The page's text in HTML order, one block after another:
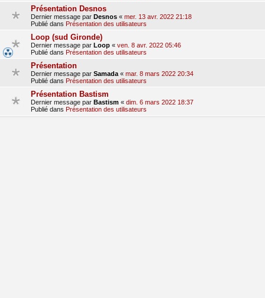
Présentation Desnos
Dernier message par Desnos « mer. 13 avr. 2022 21:18
Publié dans Présentation des utilisateurs
Loop (sud Gironde)
Dernier message par Loop « ven. 8 avr. 2022 05:46
Publié dans Présentation des utilisateurs
Présentation
Dernier message par Samada « mar. 8 mars 2022 20:34
Publié dans Présentation des utilisateurs
Présentation Bastism
Dernier message par Bastism « dim. 6 mars 2022 18:37
Publié dans Présentation des utilisateurs